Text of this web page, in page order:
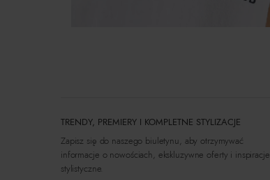
TRENDY, PREMIERY I KOMPLETNE STYLIZACJE
Zapisz się do naszego biuletynu, aby otrzymywać
informacje o nowościach, ekskluzywne oferty i inspiracje
stylistyczne.